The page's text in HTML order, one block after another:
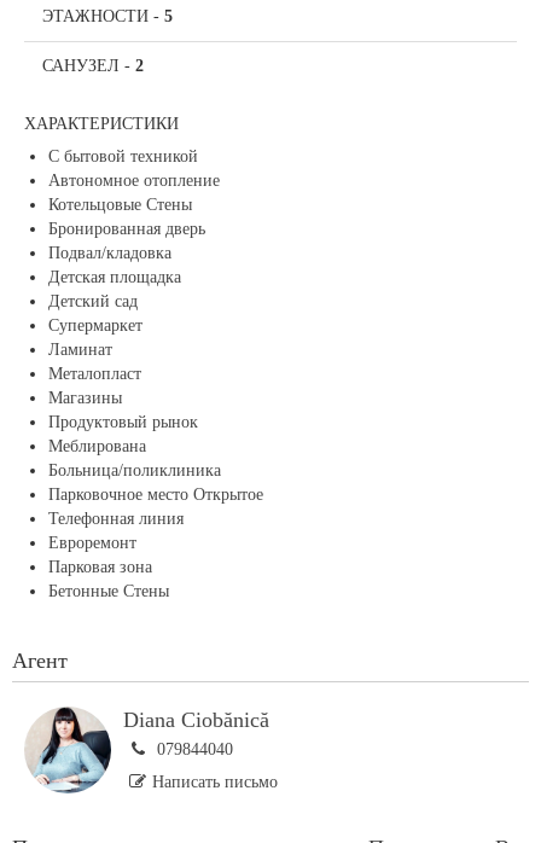
ЭТАЖНОСТИ - 5
САНУЗЕЛ - 2
ХАРАКТЕРИСТИКИ
С бытовой техникой
Автономное отопление
Котельцовые Стены
Бронированная дверь
Подвал/кладовка
Детская площадка
Детский сад
Супермаркет
Ламинат
Металопласт
Магазины
Продуктовый рынок
Меблирована
Больница/поликлиника
Парковочное место Открытое
Телефонная линия
Евроремонт
Парковая зона
Бетонные Стены
Агент
Diana Ciobănică
079844040
Написать письмо